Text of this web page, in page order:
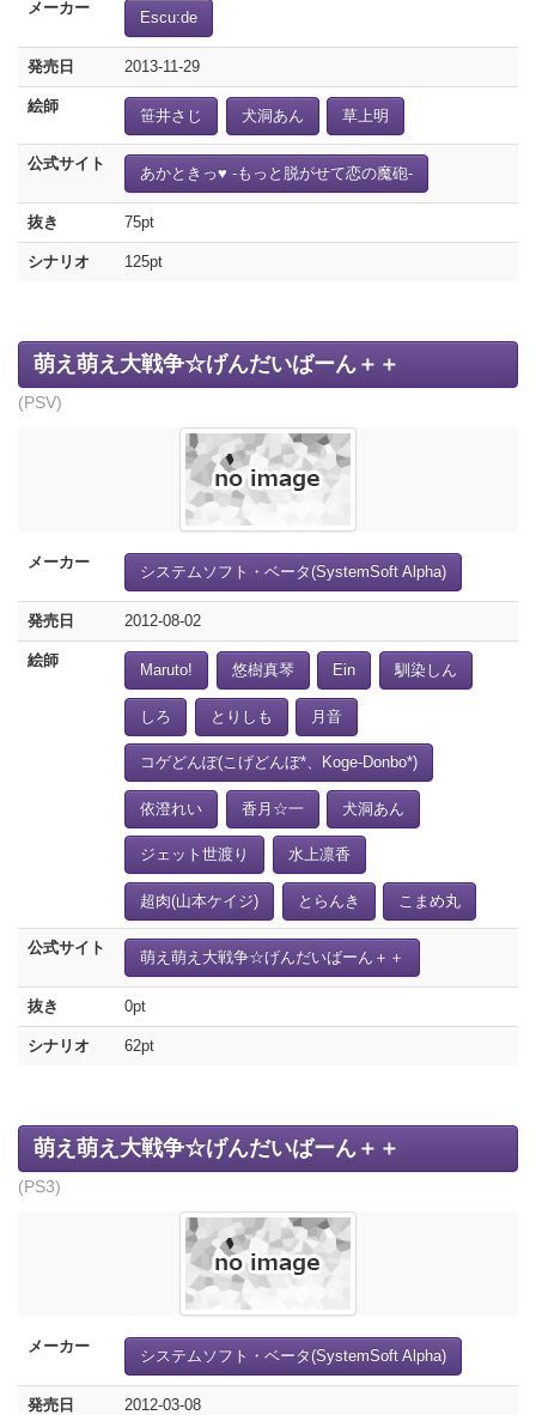
メーカー
Escu:de
発売日 2013-11-29
絵師
笹井さじ 犬洞あん 草上明
公式サイト
あかときっ♥ -もっと脱がせて恋の魔砲-
抜き 75pt
シナリオ 125pt
萌え萌え大戦争☆げんだいばーん＋＋
(PSV)
メーカー
システムソフト・ベータ(SystemSoft Alpha)
発売日 2012-08-02
絵師
Maruto! 悠樹真琴 Ein 馴染しん
しろ とりしも 月音
コゲどんぽ(こげどんぼ*、Koge-Donbo*)
依澄れい 香月☆一 犬洞あん
ジェット世渡り 水上凛香
超肉(山本ケイジ) とらんき こまめ丸
公式サイト
萌え萌え大戦争☆げんだいばーん＋＋
抜き 0pt
シナリオ 62pt
萌え萌え大戦争☆げんだいばーん＋＋
(PS3)
メーカー
システムソフト・ベータ(SystemSoft Alpha)
発売日 2012-03-08